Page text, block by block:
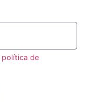
política de